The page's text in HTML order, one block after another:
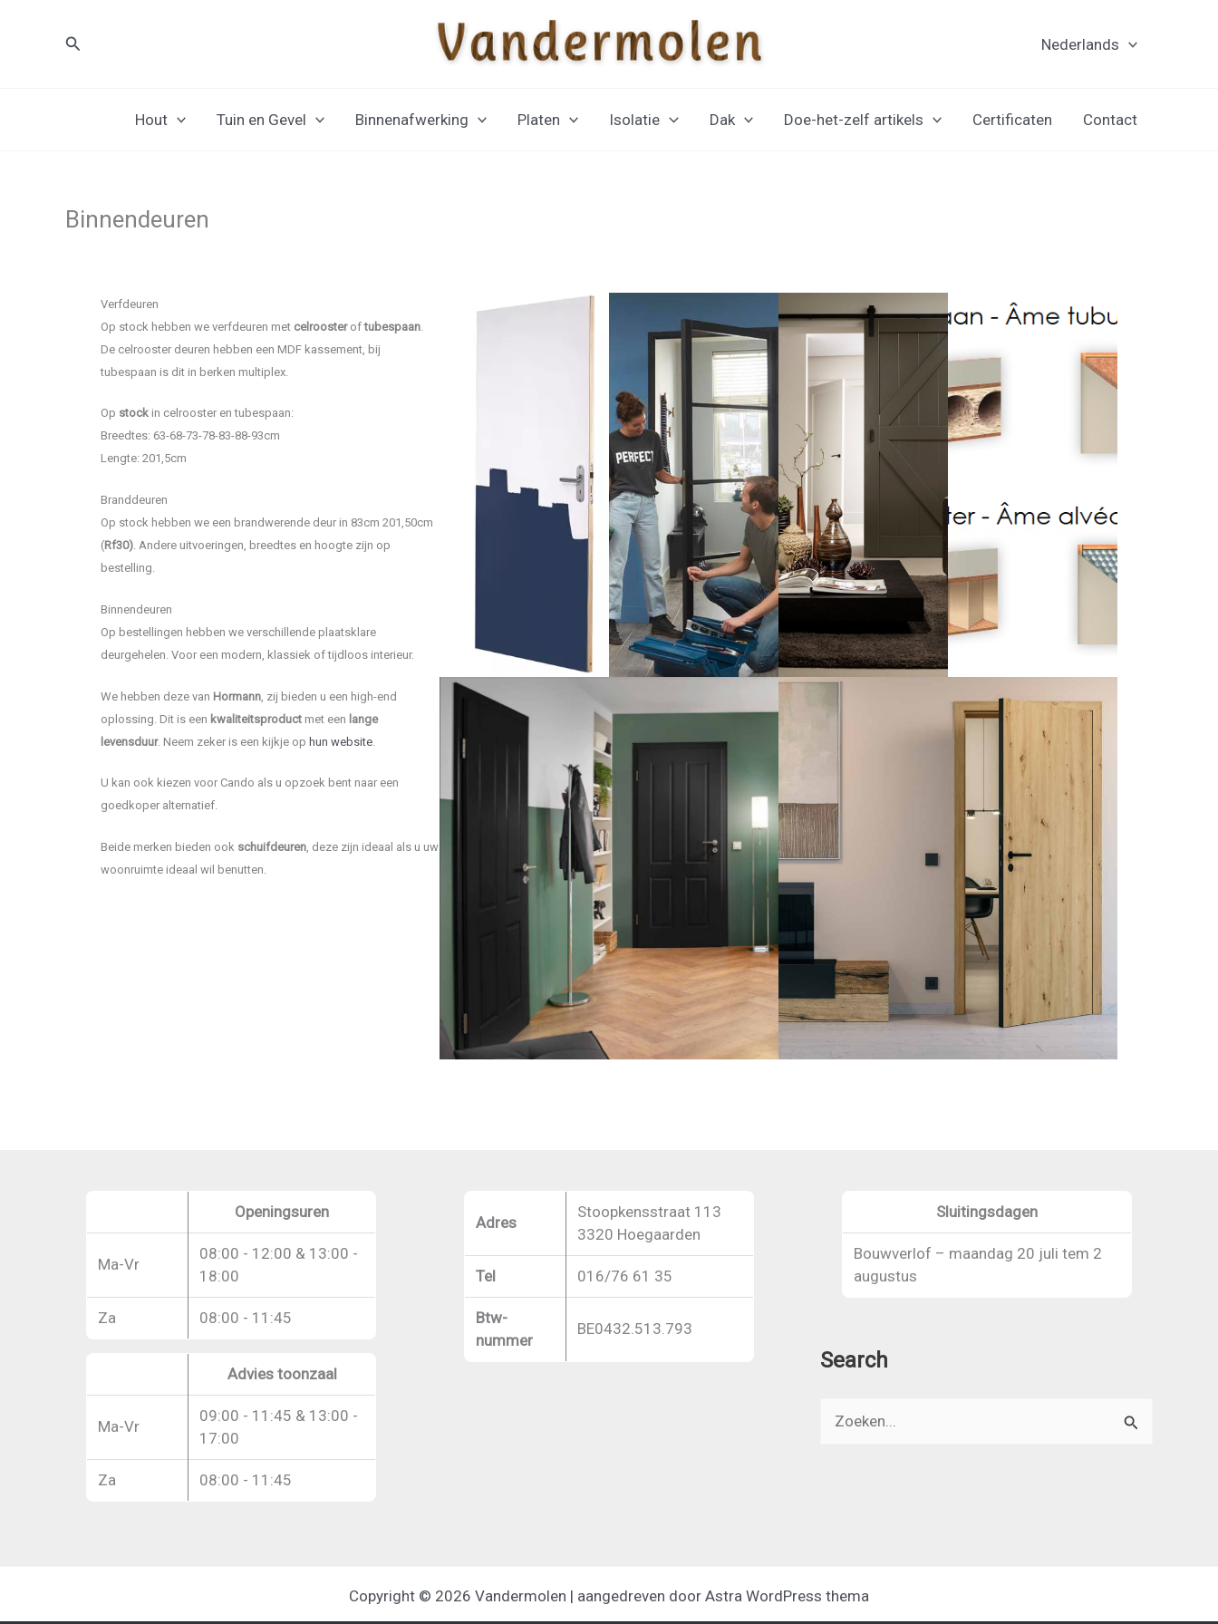
Zoeken Nederlands
Hout Tuin en Gevel Binnenafwerking Platen Isolatie Dak Doe-het-zelf artikels Certificaten Contact
Binnendeuren
Verfdeuren
Op stock hebben we verfdeuren met celroosteroftubespaan
De celrooster deuren hebben een MDF kassement, bij
tubespaan is dit in berken multiplex.
Op stock in celrooster en tubespaan:
Breedtes: 63-68-73-78-83-88-93cm
Lengte: 201,5cm
Branddeuren
Op stock hebben we een brandwerende deur in 83cm 201,50cm
(Rf30). Andere uitvoeringen, breedtes en hoogte zijn op
bestelling.
Binnendeuren
Op bestellingen hebben we verschillende plaatsklare
deurgehelen. Voor een modern, klassiek of tijdloos interieur.
We hebben deze van Hormann , zij bieden u een high-end
oplossing. Dit is een kwaliteitsproduct met een lange
levensduur. Neem zeker is een kijkje op hun website
U kan ook kiezen voor Cando als u opzoek bent naar een
goedkoper alternatief.
Beide merken bieden ook schuifdeuren, deze zijn ideaal als u uw
woonruimte ideaal wil benutten.
Openingsuren
Ma-Vr
08:00 - 12:00 & 13:00 -
18:00
Za 08:00 - 11:45
Advies toonzaal
Ma-Vr
09:00 - 11:45 & 13:00 -
17:00
Za 08:00 - 11:45
Adres
Stoopkensstraat 113
3320 Hoegaarden
Tel 016/76 61 35
Btw-
nummer
BE0432.513.793
Sluitingsdagen
Bouwverlof – maandag 20 juli tem 2
augustus
Search
naar:
Copyright © 2026 Vandermolen | aangedreven door Astra WordPress thema